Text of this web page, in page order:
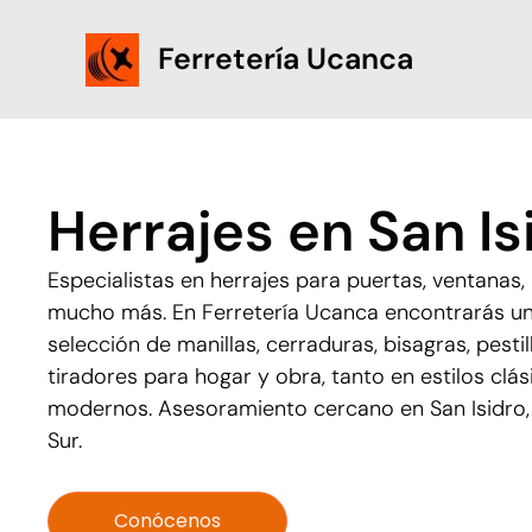
Ferretería Ucanca
Herrajes en San
Especialistas en herrajes para puertas,
mucho más. En Ferretería Ucanca encontrarás
selección de manillas, cerraduras, bisagras,
tiradores para hogar y obra, tanto en estilos
modernos. Asesoramiento cercano en San
Sur.
Conócenos